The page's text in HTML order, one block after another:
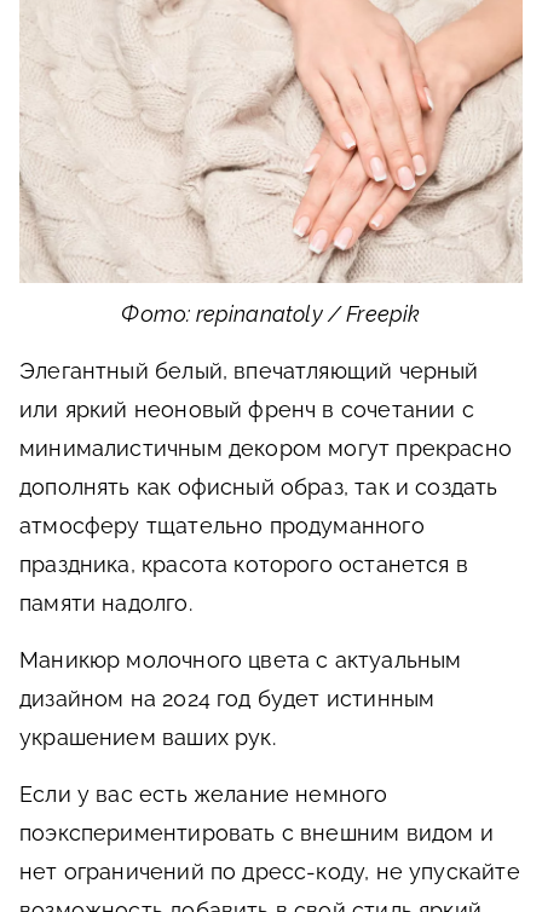
Фото: repinanatoly / Freepik
Элегантный белый, впечатляющий черный
или яркий неоновый френч в сочетании с
минималистичным декором могут прекрасно
дополнять как офисный образ, так и создать
атмосферу тщательно продуманного
праздника, красота которого останется в
памяти надолго.
Маникюр молочного цвета с актуальным
дизайном на 2024 год будет истинным
украшением ваших рук.
Если у вас есть желание немного
поэкспериментировать с внешним видом и
нет ограничений по дресс-коду, не упускайте